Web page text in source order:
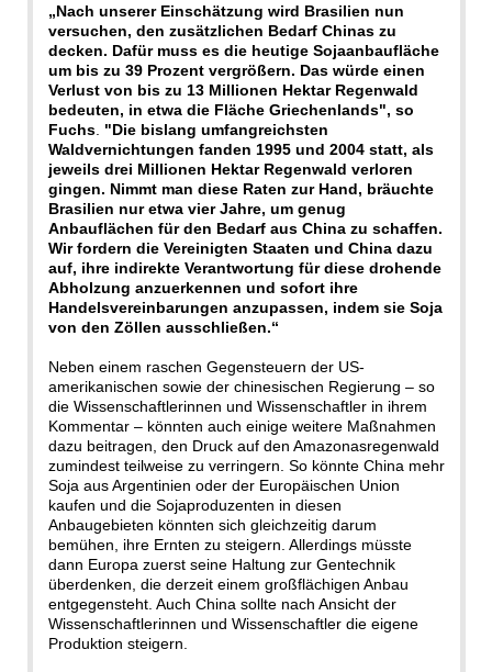
„Nach unserer Einschätzung wird Brasilien nun
versuchen, den zusätzlichen Bedarf Chinas zu
decken. Dafür muss es die heutige Sojaanbaufläche
um bis zu 39 Prozent vergrößern. Das würde einen
Verlust von bis zu 13 Millionen Hektar Regenwald
bedeuten, in etwa die Fläche Griechenlands", so
Fuchs. "Die bislang umfangreichsten
Waldvernichtungen fanden 1995 und 2004 statt, als
jeweils drei Millionen Hektar Regenwald verloren
gingen. Nimmt man diese Raten zur Hand, bräuchte
Brasilien nur etwa vier Jahre, um genug
Anbauflächen für den Bedarf aus China zu schaffen.
Wir fordern die Vereinigten Staaten und China dazu
auf, ihre indirekte Verantwortung für diese drohende
Abholzung anzuerkennen und sofort ihre
Handelsvereinbarungen anzupassen, indem sie Soja
von den Zöllen ausschließen.“
Neben einem raschen Gegensteuern der US-
amerikanischen sowie der chinesischen Regierung – so
die Wissenschaftlerinnen und Wissenschaftler in ihrem
Kommentar – könnten auch einige weitere Maßnahmen
dazu beitragen, den Druck auf den Amazonasregenwald
zumindest teilweise zu verringern. So könnte China mehr
Soja aus Argentinien oder der Europäischen Union
kaufen und die Sojaproduzenten in diesen
Anbaugebieten könnten sich gleichzeitig darum
bemühen, ihre Ernten zu steigern. Allerdings müsste
dann Europa zuerst seine Haltung zur Gentechnik
überdenken, die derzeit einem großflächigen Anbau
entgegensteht. Auch China sollte nach Ansicht der
Wissenschaftlerinnen und Wissenschaftler die eigene
Produktion steigern.